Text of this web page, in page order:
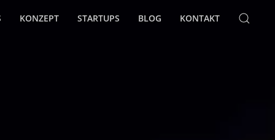
KONZEPT STARTUPS BLOG KONTAKT